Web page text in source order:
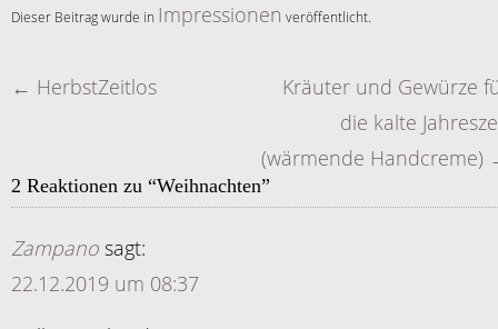
Dieser Beitrag wurde in Impressionen veröffentlicht.
Artikelnavigation
← HerbstZeitlos
Kräuter und Gewürze
die kalte
(wärmende Handcreme)
2 Reaktionen zu “Weihnachten”
Zampano sagt:
22.12.2019 um 08:37